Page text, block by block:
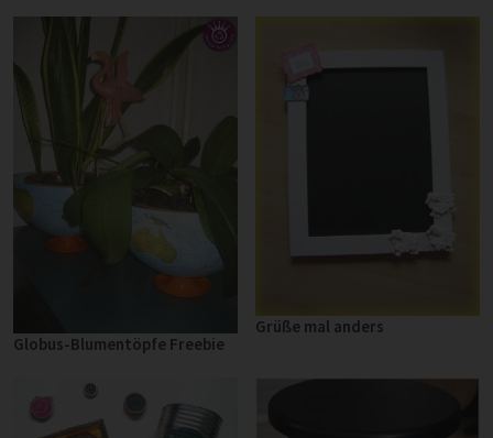
Globus-Blumentöpfe Freebie
Grüße mal anders